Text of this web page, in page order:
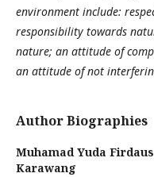
environment include:
responsibility towards
nature; an attitude of
an attitude of not
Author Biographies
Muhamad Yuda
Karawang